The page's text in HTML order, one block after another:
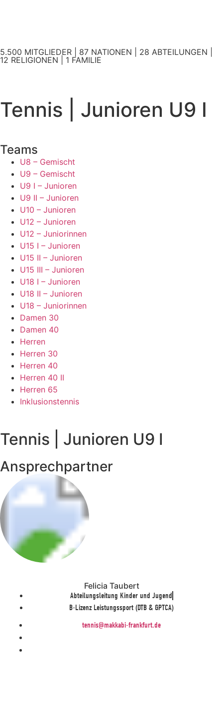
5.500 MITGLIEDER | 87 NATIONEN | 28 ABTEILUNGEN |
12 RELIGIONEN | 1 FAMILIE
Tennis | Junioren U9 I
Teams
U8 – Gemischt
U9 – Gemischt
U9 I – Junioren
U9 II – Junioren
U10 – Junioren
U12 – Junioren
U12 – Juniorinnen
U15 I – Junioren
U15 II – Junioren
U15 III – Junioren
U18 I – Junioren
U18 II – Junioren
U18 – Juniorinnen
Damen 30
Damen 40
Herren
Herren 30
Herren 40
Herren 40 II
Herren 65
Inklusionstennis
Tennis | Junioren U9 I
Ansprechpartner
Felicia Taubert
Abteilungsleitung Kinder und Jugend
B-Lizenz Leistungssport (DTB & GPTCA)
tennis@makkabi-frankfurt.de